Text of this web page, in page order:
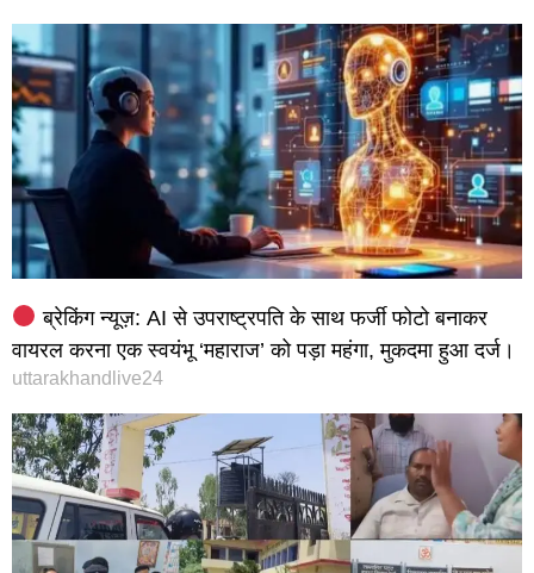
ब्रेकिंग न्यूज़: AI से उपराष्ट्रपति के साथ फर्जी फोटो बनाकर
वायरल करना एक स्वयंभू ‘महाराज’ को पड़ा महंगा, मुकदमा हुआ दर्ज।
uttarakhandlive24